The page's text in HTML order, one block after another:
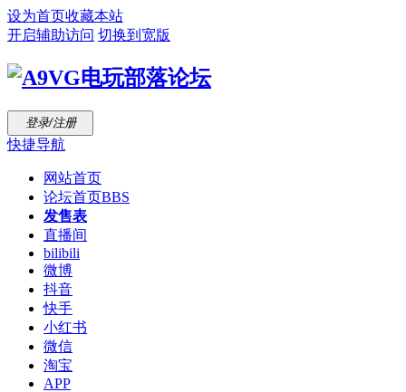
设为首页收藏本站
开启辅助访问 切换到宽版
登录/注册
快捷导航
网站首页
论坛首页BBS
发售表
直播间
bilibili
微博
抖音
快手
小红书
微信
淘宝
APP